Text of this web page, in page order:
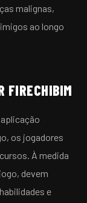
malignas,
ao longo
FIRECHIBIM
os jogadores
À medida
devem
e